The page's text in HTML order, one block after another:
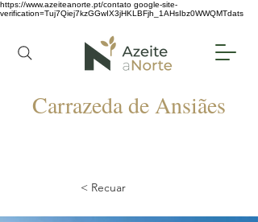
https://www.azeiteanorte.pt/contato google-site-
verification=Tuj7Qiej7kzGGwIX3jHKLBFjh_1AHsIbz0WWQMTdats
Carrazeda de Ansiães
< Recuar